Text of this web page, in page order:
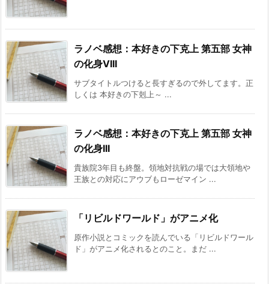
ラノベ感想：本好きの下克上 第五部 女神
の化身VIII
サブタイトルつけると長すぎるので外してます。正
しくは 本好きの下剋上～ ...
ラノベ感想：本好きの下克上 第五部 女神
の化身III
貴族院3年目も終盤。領地対抗戦の場では大領地や
王族との対応にアウブもローゼマイン ...
「リビルドワールド」がアニメ化
原作小説とコミックを読んでいる「リビルドワール
ド」がアニメ化されるとのこと。まだ ...